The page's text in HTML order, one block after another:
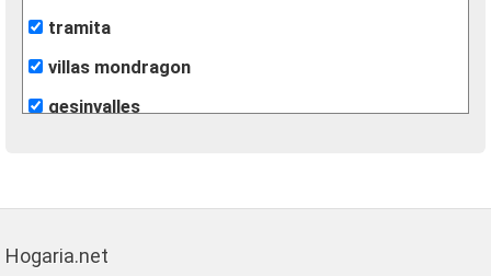
tramita
villas mondragon
gesinvalles
lunallar
Hogaria.net